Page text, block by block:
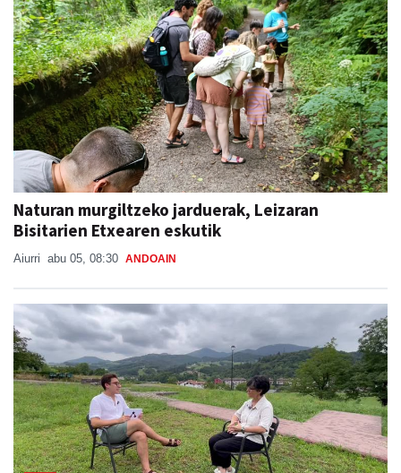
Naturan murgiltzeko jarduerak, Leizaran
Bisitarien Etxearen eskutik
Aiurri abu 05, 08:30 ANDOAIN